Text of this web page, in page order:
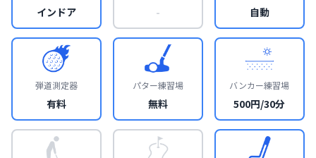
インドア - 自動
弾道測定器
有料
パター練習場
無料
バンカー練習場
500円/30分